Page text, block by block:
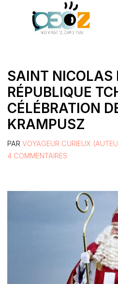
SAINT NICOLAS
RÉPUBLIQUE
CÉLÉBRATION
KRAMPUSZ
PAR VOYAGEUR CURIEUX
4 COMMENTAIRES